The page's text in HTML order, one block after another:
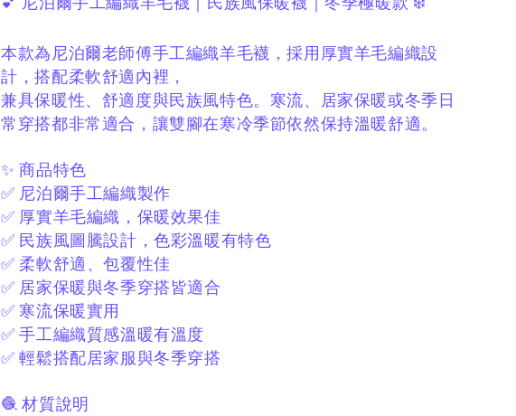
本款為尼泊爾老師傅手工編織羊毛襪，採用厚實羊毛編織設
計，搭配柔軟舒適內裡，
兼具保暖性、舒適度與民族風特色。 寒流、居家保暖或冬季日
常穿搭都非常適合， 讓雙腳在寒冷季節依然保持溫暖舒適。
✨ 商品特色
✅ 尼泊爾手工編織製作
✅ 厚實羊毛編織，保暖效果佳
✅ 民族風圖騰設計，色彩溫暖有特色
✅ 柔軟舒適、包覆性佳
✅ 居家保暖與冬季穿搭皆適合
✅ 寒流保暖實用
✅ 手工編織質感溫暖有溫度
✅ 輕鬆搭配居家服與冬季穿搭
🧶 材質說明